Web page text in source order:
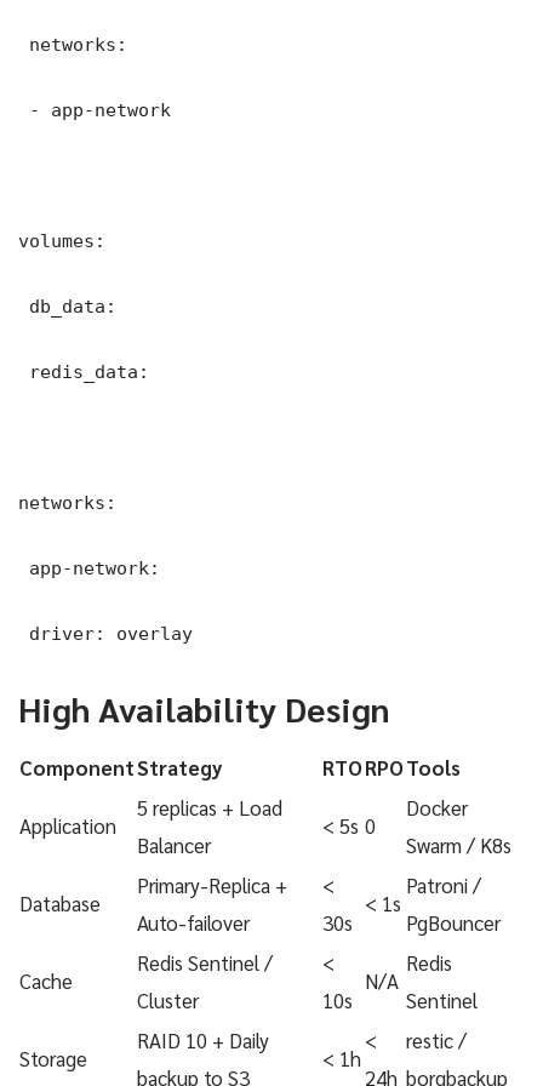
networks:
- app-network
volumes:
db_data:
redis_data:
networks:
app-network:
driver: overlay
High Availability Design
ComponentStrategy RTORPOTools
Application
5 replicas + Load
Balancer
< 5s 0
Docker
Swarm / K8s
Database
Primary-Replica +
Auto-failover
<
30s
< 1s
Patroni /
PgBouncer
Cache
Redis Sentinel /
Cluster
<
10s
N/A
Redis
Sentinel
Storage
RAID 10 + Daily
backup to S3
< 1h
<
24h
restic /
borgbackup